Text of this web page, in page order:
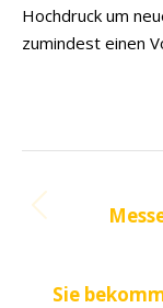
Hochdruck um
zumindest einen
Sie